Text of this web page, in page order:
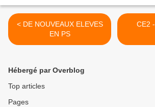
< DE NOUVEAUX ELEVES
EN PS
Hébergé par Overblog
Top articles
Pages